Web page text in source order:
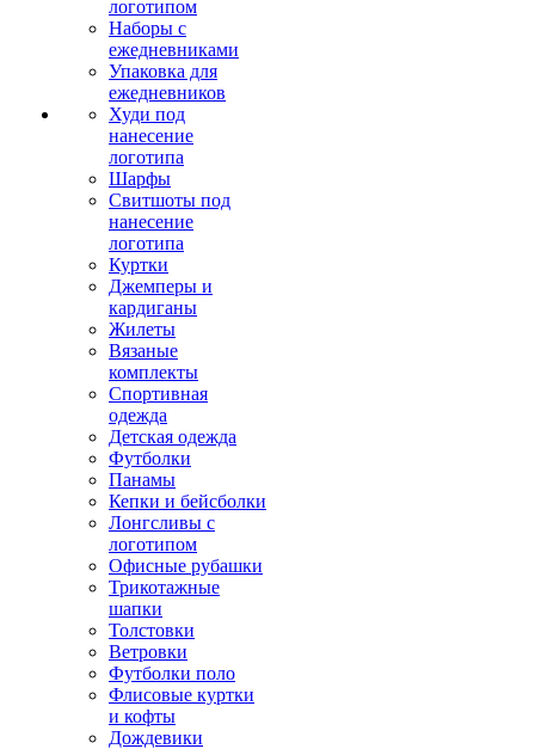
логотипом
Наборы с
ежедневниками
Упаковка для
ежедневников
Худи под
нанесение
логотипа
Шарфы
Свитшоты под
нанесение
логотипа
Куртки
Джемперы и
кардиганы
Жилеты
Вязаные
комплекты
Спортивная
одежда
Детская одежда
Футболки
Панамы
Кепки и бейсболки
Лонгсливы с
логотипом
Офисные рубашки
Трикотажные
шапки
Толстовки
Ветровки
Футболки поло
Флисовые куртки
и кофты
Дождевики